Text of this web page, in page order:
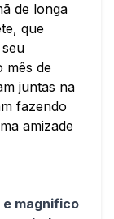
de longa
que
mês de
juntas na
fazendo
amizade
e magnifico